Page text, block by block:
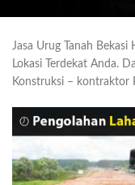
Jasa Urug Tanah
Lokasi Terdekat Anda.
Konstruksi – kontraktor